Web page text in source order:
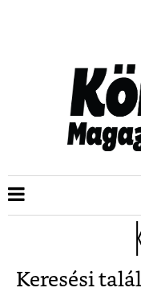
Keresési